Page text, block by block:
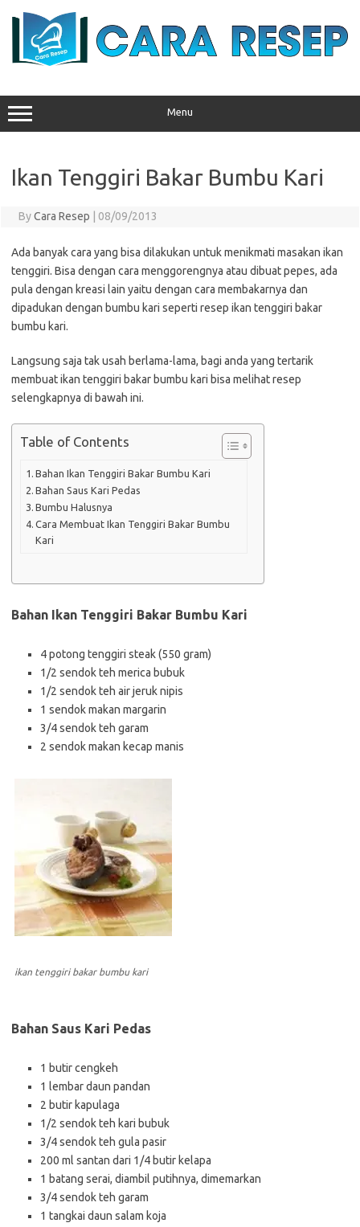
Menu
Ikan Tenggiri Bakar Bumbu Kari
ByCara Resep 08/09/2013
Ada banyak cara yang bisa dilakukan untuk menikmati masakan ikan
tenggiri. Bisa dengan cara menggorengnya atau dibuat pepes, ada
pula dengan kreasi lain yaitu dengan cara membakarnya dan
dipadukan dengan bumbu kari seperti resep ikan tenggiri bakar
bumbu kari.
Langsung saja tak usah berlama-lama, bagi anda yang tertarik
membuat ikan tenggiri bakar bumbu kari bisa melihat resep
selengkapnya di bawah ini.
Table of Contents
Bahan Ikan Tenggiri Bakar Bumbu Kari
Bahan Saus Kari Pedas
Bumbu Halusnya
Cara Membuat Ikan Tenggiri Bakar Bumbu
Kari
Bahan Ikan Tenggiri Bakar Bumbu Kari
4 potong tenggiri steak (550 gram)
1/2 sendok teh merica bubuk
1/2 sendok teh air jeruk nipis
1 sendok makan margarin
3/4 sendok teh garam
2 sendok makan kecap manis
ikan tenggiri bakar bumbu kari
Bahan Saus Kari Pedas
1 butir cengkeh
1 lembar daun pandan
2 butir kapulaga
1/2 sendok teh kari bubuk
3/4 sendok teh gula pasir
200 ml santan dari 1/4 butir kelapa
1 batang serai, diambil putihnya, dimemarkan
3/4 sendok teh garam
1 tangkai daun salam koja